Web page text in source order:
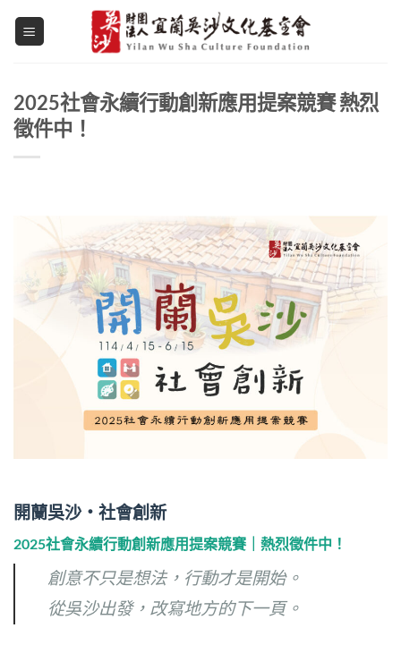
2025社會永續行動創新應用提案競賽 熱烈
徵件中！
開蘭吳沙・社會創新
2025社會永續行動創新應用提案競賽｜熱烈徵件中！
創意不只是想法，行動才是開始。
從吳沙出發，改寫地方的下一頁。